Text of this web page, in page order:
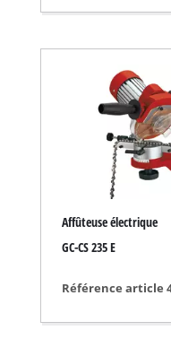
murale / de sol
triangulaire
de ponçage / gravure
électrique
à air comprimé
Affûteuse électrique
GC-CS 235 E
Référence article